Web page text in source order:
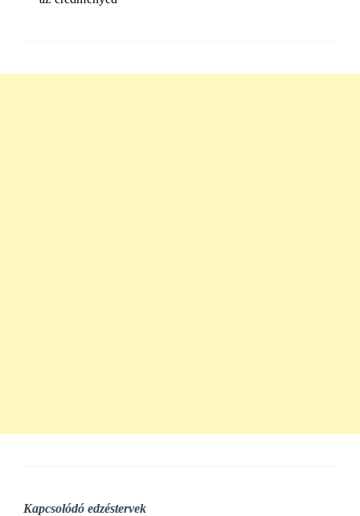
Kapcsolódó edzéstervek